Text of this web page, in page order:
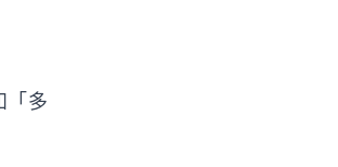
「多